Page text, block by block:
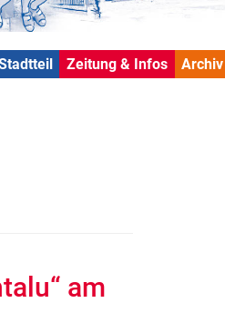
Zeitung & Infos Archiv
am